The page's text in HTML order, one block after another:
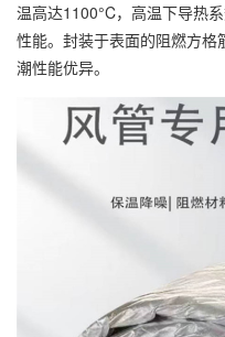
温高达1100°C，高温下导热
性能。封装于表面的阻燃方
潮性能优异。